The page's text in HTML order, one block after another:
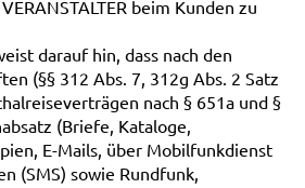
beim Kunden zu
darauf hin, dass nach den
(§§ 312 Abs. 7, 312g Abs. 2 Satz
nach § 651a und §
(Briefe, Kataloge,
E-Mails, über Mobilfunkdienst
(SMS) sowie Rundfunk,